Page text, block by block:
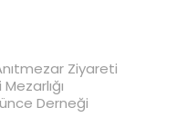
Ziyareti
Derneği